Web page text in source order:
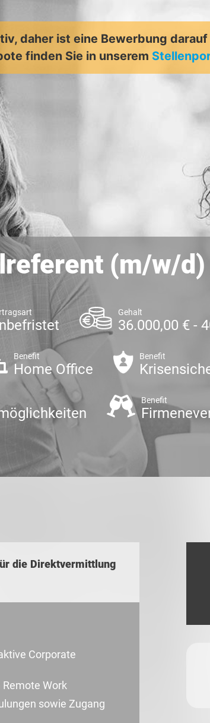
daher ist eine Bewerbung
finden Sie in unserem
(m/w/d)
Gehalt
36.000,00 € -
Benefit
Home Office
Benefit
Benefit
die Direktvermittlung
Corporate
Work
sowie Zugang